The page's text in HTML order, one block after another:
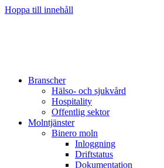
Hoppa till innehåll
Branscher
Hälso- och sjukvård
Hospitality
Offentlig sektor
Molntjänster
Binero moln
Inloggning
Driftstatus
Dokumentation